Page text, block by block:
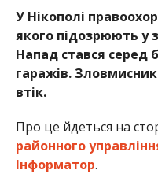
У Нікополі
якого підозрюють у
Напад стався серед
гаражів.
втік.
Про це йдеться на
районного
Інформатор.